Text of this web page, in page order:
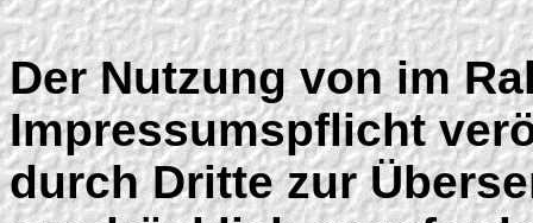
Der Nutzung von im
Impressumspflicht
durch Dritte zur